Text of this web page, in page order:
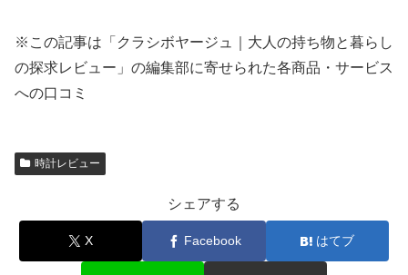
※この記事は「クラシボヤージュ｜大人の持ち物と暮らし
の探求レビュー」の編集部に寄せられた各商品・サービス
への口コミ
時計レビュー
シェアする
X Facebook はてブ